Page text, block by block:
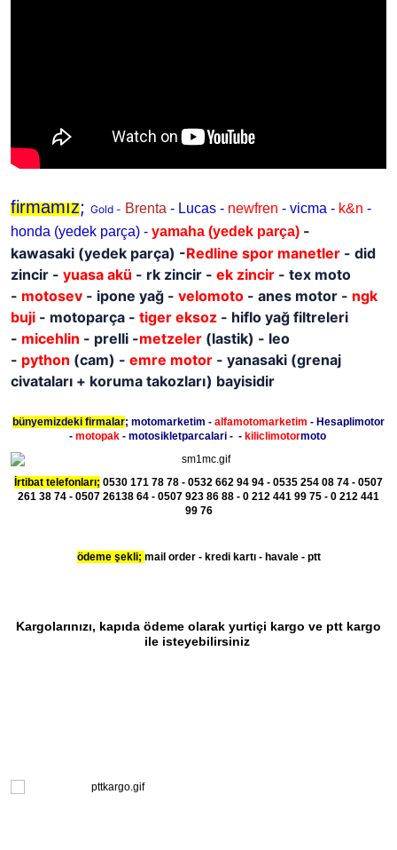
firmamız; Gold - Brenta - Lucas - newfren - vicma - k&n -
honda (yedek parça) - yamaha (yedek parça) -
kawasaki (yedek parça) -Redline spor manetler - did
zincir - yuasa akü - rk zincir - ek zincir - tex moto
- motosev - ipone yağ - velomoto - anes motor - ngk
buji - motoparça - tiger eksoz - hiflo yağ filtreleri
- micehlin - prelli -metzeler (lastik) - leo
- python (cam) - emre motor - yanasaki (grenaj
civataları + koruma takozları) bayisidir
bünyemizdeki firmalar; motomarketim - alfamotomarketim - Hesaplimotor
- motopak- motosikletparcalari - - kiliclimotormoto
İrtibat telefonları; 0530 171 78 78 - 0532 662 94 94 - 0535 254 08 74 - 0507
261 38 74 - 0507 26138 64 - 0507 923 86 88 - 0 212 441 99 75 - 0 212 441
99 76
ödeme şekli; mail order - kredi kartı - havale - ptt
Kargolarınızı, kapıda ödeme olarak yurtiçi kargo ve ptt kargo
ile isteyebilirsiniz